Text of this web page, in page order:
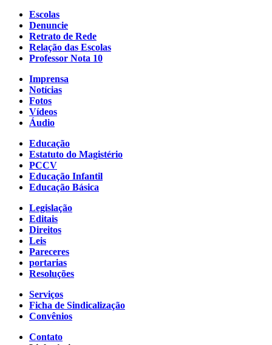
Escolas
Denuncie
Retrato de Rede
Relação das Escolas
Professor Nota 10
Imprensa
Notícias
Fotos
Vídeos
Áudio
Educação
Estatuto do Magistério
PCCV
Educação Infantil
Educação Básica
Legislação
Editais
Direitos
Leis
Pareceres
portarias
Resoluções
Serviços
Ficha de Sindicalização
Convênios
Contato